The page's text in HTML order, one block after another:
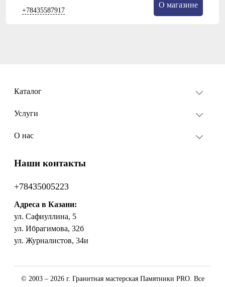
+78435587917
О магазине
Каталог
Услуги
О нас
Наши контакты
+78435005223
Адреса в Казани:
ул. Сафиуллина, 5
ул. Ибрагимова, 32б
ул. Журналистов, 34и
© 2003 – 2026 г. Гранитная мастерская Памятники PRO. Все